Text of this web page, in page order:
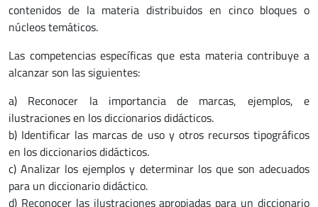
contenidos de la materia distribuidos en cinco bloques o
núcleos temáticos.
Las competencias específicas que esta materia contribuye a
alcanzar son las siguientes:
a) Reconocer la importancia de marcas, ejemplos, e
ilustraciones en los diccionarios didácticos.
b) Identificar las marcas de uso y otros recursos tipográficos
en los diccionarios didácticos.
c) Analizar los ejemplos y determinar los que son adecuados
para un diccionario didáctico.
d) Reconocer las ilustraciones apropiadas para un diccionario